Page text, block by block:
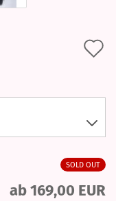
SOLD OUT
ab 169,00 EUR